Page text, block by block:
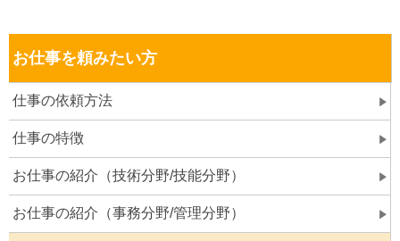
お仕事を頼みたい方
仕事の依頼方法
仕事の特徴
お仕事の紹介（技術分野/技能分野）
お仕事の紹介（事務分野/管理分野）